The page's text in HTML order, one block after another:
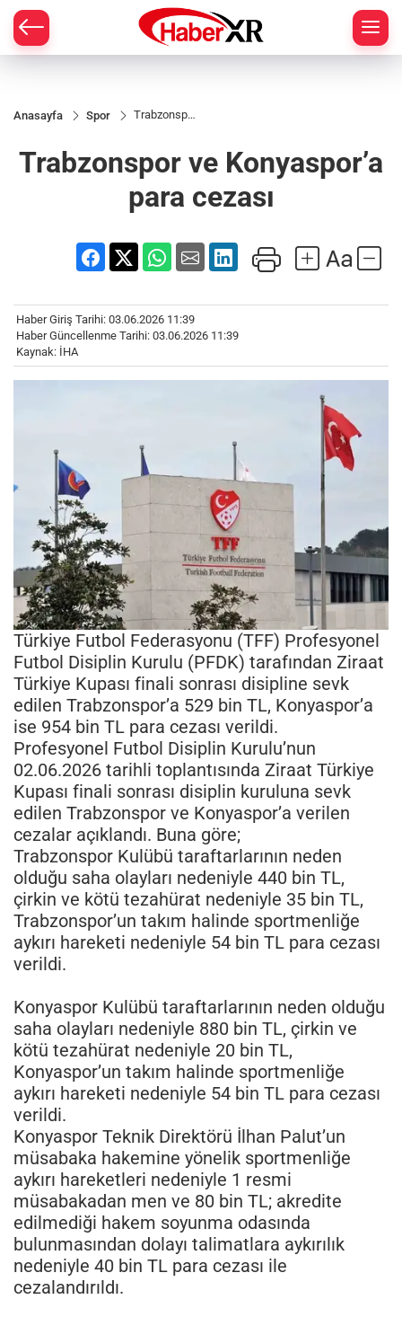
Anasayfa Spor
Trabzonspor
para cezası
Trabzonspor ve Konyaspor’a
para cezası
Haber Giriş Tarihi: 03.06.2026 11:39
Haber Güncellenme Tarihi: 03.06.2026 11:39
Kaynak: İHA
Türkiye Futbol Federasyonu (TFF) Profesyonel
Futbol Disiplin Kurulu (PFDK) tarafından Ziraat
Türkiye Kupası finali sonrası disipline sevk
edilen Trabzonspor’a 529 bin TL, Konyaspor’a
ise 954 bin TL para cezası verildi.
Profesyonel Futbol Disiplin Kurulu’nun
02.06.2026 tarihli toplantısında Ziraat Türkiye
Kupası finali sonrası disiplin kuruluna sevk
edilen Trabzonspor ve Konyaspor’a verilen
cezalar açıklandı. Buna göre;
Trabzonspor Kulübü taraftarlarının neden
olduğu saha olayları nedeniyle 440 bin TL,
çirkin ve kötü tezahürat nedeniyle 35 bin TL,
Trabzonspor’un takım halinde sportmenliğe
aykırı hareketi nedeniyle 54 bin TL para cezası
verildi.
Konyaspor Kulübü taraftarlarının neden olduğu
saha olayları nedeniyle 880 bin TL, çirkin ve
kötü tezahürat nedeniyle 20 bin TL,
Konyaspor’un takım halinde sportmenliğe
aykırı hareketi nedeniyle 54 bin TL para cezası
verildi.
Konyaspor Teknik Direktörü İlhan Palut’un
müsabaka hakemine yönelik sportmenliğe
aykırı hareketleri nedeniyle 1 resmi
müsabakadan men ve 80 bin TL; akredite
edilmediği hakem soyunma odasında
bulunmasından dolayı talimatlara aykırılık
nedeniyle 40 bin TL para cezası ile
cezalandırıldı.